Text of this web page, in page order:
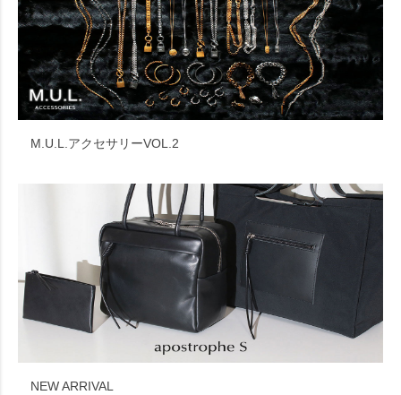
M.U.L.アクセサリーVOL.2
NEW ARRIVAL